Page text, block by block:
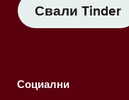
Свали Tinder
Социални